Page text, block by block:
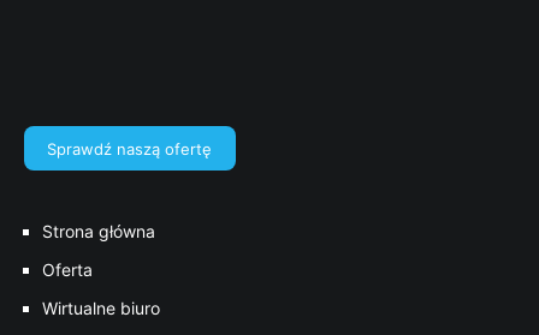
Sprawdź naszą ofertę
Strona główna
Oferta
Wirtualne biuro